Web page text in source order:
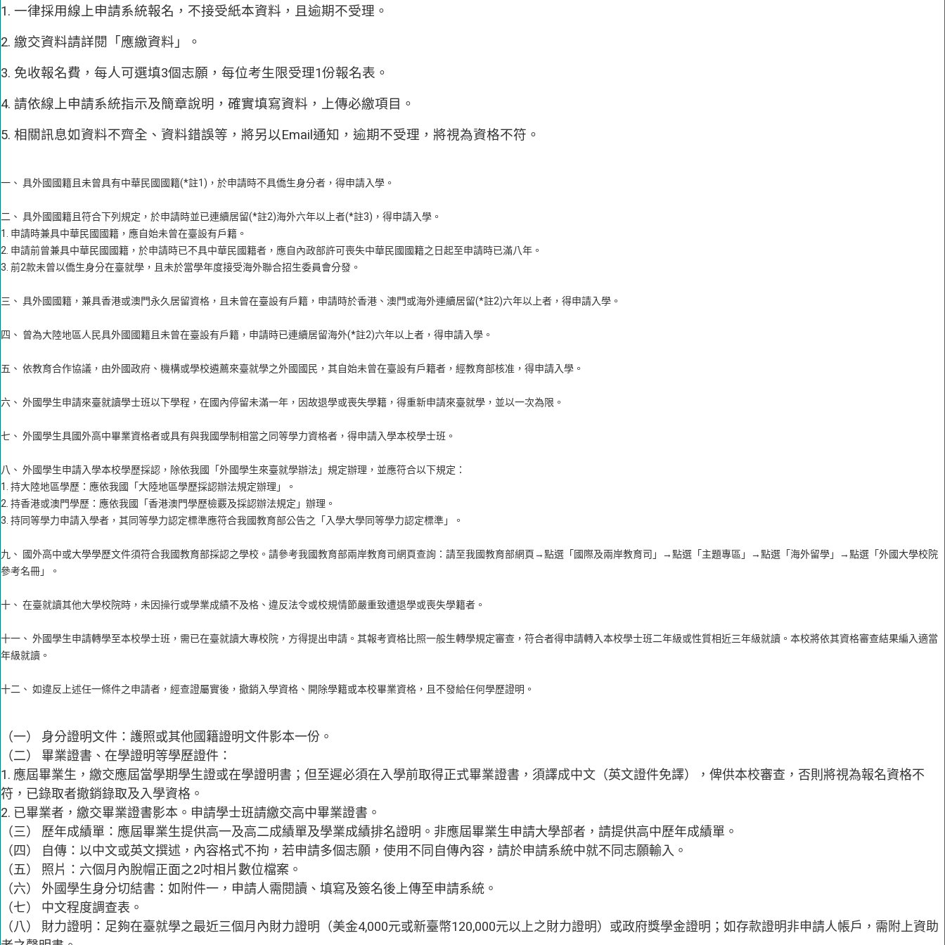
1. 一律採用線上申請系統報名，不接受紙本資料，且逾期不受理。
2. 繳交資料請詳閱「應繳資料」。
3. 免收報名費，每人可選填3個志願，每位考生限受理1份報名表。
4. 請依線上申請系統指示及簡章說明，確實填寫資料，上傳必繳項目。
5. 相關訊息如資料不齊全、資料錯誤等，將另以Email通知，逾期不受理，將視為資格不符。
一、 具外國國籍且未曾具有中華民國國籍(*註1)，於申請時不具僑生身分者，得申請入學。
二、 具外國國籍且符合下列規定，於申請時並已連續居留(*註2)海外六年以上者(*註3)，得申請入學。
1. 申請時兼具中華民國國籍，應自始未曾在臺設有戶籍。
2. 申請前曾兼具中華民國國籍，於申請時已不具中華民國籍者，應自內政部許可喪失中華民國國籍之日起至申請時已滿八年。
3. 前2款未曾以僑生身分在臺就學，且未於當學年度接受海外聯合招生委員會分發。
三、 具外國國籍，兼具香港或澳門永久居留資格，且未曾在臺設有戶籍，申請時於香港、澳門或海外連續居留(*註2)六年以上者，得申請入學。
四、 曾為大陸地區人民具外國國籍且未曾在臺設有戶籍，申請時已連續居留海外(*註2)六年以上者，得申請入學。
五、 依教育合作協議，由外國政府、機構或學校遴薦來臺就學之外國國民，其自始未曾在臺設有戶籍者，經教育部核准，得申請入學。
六、 外國學生申請來臺就讀學士班以下學程，在國內停留未滿一年，因故退學或喪失學籍，得重新申請來臺就學，並以一次為限。
七、 外國學生具國外高中畢業資格者或具有與我國學制相當之同等學力資格者，得申請入學本校學士班。
八、 外國學生申請入學本校學歷採認，除依我國「外國學生來臺就學辦法」規定辦理，並應符合以下規定：
1. 持大陸地區學歷：應依我國「大陸地區學歷採認辦法規定辦理」。
2. 持香港或澳門學歷：應依我國「香港澳門學歷檢覈及採認辦法規定」辦理。
3. 持同等學力申請入學者，其同等學力認定標準應符合我國教育部公告之「入學大學同等學力認定標準」。
九、 國外高中或大學學歷文件須符合我國教育部採認之學校。請參考我國教育部兩岸教育司網頁查詢：請至我國教育部網頁→點選「國際及兩岸教育司」→點選「主題專區」→點選「海外留學」→點選「外國大學校院
參考名冊」。
十、 在臺就讀其他大學校院時，未因操行或學業成績不及格、違反法令或校規情節嚴重致遭退學或喪失學籍者。
十一、 外國學生申請轉學至本校學士班，需已在臺就讀大專校院，方得提出申請。其報考資格比照一般生轉學規定審查，符合者得申請轉入本校學士班二年級或性質相近三年級就讀。本校將依其資格審查結果編入適當
年級就讀。
十二、 如違反上述任一條件之申請者，經查證屬實後，撤銷入學資格、開除學籍或本校畢業資格，且不發給任何學歷證明。
（一） 身分證明文件：護照或其他國籍證明文件影本一份。
（二） 畢業證書、在學證明等學歷證件：
1. 應屆畢業生，繳交應屆當學期學生證或在學證明書；但至遲必須在入學前取得正式畢業證書，須譯成中文（英文證件免譯），俾供本校審查，否則將視為報名資格不
符，已錄取者撤銷錄取及入學資格。
2. 已畢業者，繳交畢業證書影本。申請學士班請繳交高中畢業證書。
（三） 歷年成績單：應屆畢業生提供高一及高二成績單及學業成績排名證明。非應屆畢業生申請大學部者，請提供高中歷年成績單。
（四） 自傳：以中文或英文撰述，內容格式不拘，若申請多個志願，使用不同自傳內容，請於申請系統中就不同志願輸入。
（五） 照片：六個月內脫帽正面之2吋相片數位檔案。
（六） 外國學生身分切結書：如附件一，申請人需閱讀、填寫及簽名後上傳至申請系統。
（七） 中文程度調查表。
（八） 財力證明：足夠在臺就學之最近三個月內財力證明（美金4,000元或新臺幣120,000元以上之財力證明）或政府獎學金證明；如存款證明非申請人帳戶，需附上資助